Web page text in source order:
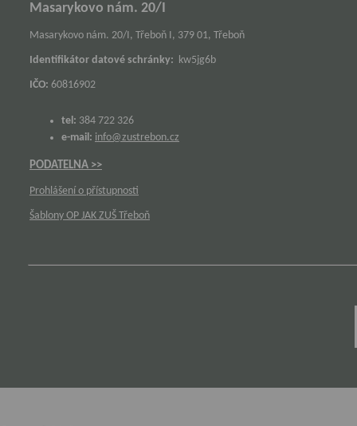
Masarykovo nám. 20/I
Masarykovo nám. 20/I, Třeboň I, 379 01, Třeboň
Identifikátor datové schránky: kw5jg6b
IČO: 60816902
tel: 384 722 326
e-mail: info@zustrebon.cz
PODATELNA >>
Prohlášení o přístupnosti
Šablony OP JAK ZUŠ Třeboň